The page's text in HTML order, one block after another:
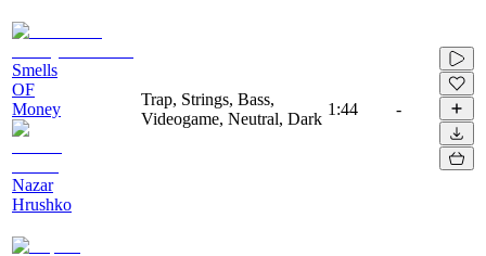
Smells
OF
Money
Nazar
Hrushko
Trap, Strings, Bass,
Videogame, Neutral, Dark
1:44 -